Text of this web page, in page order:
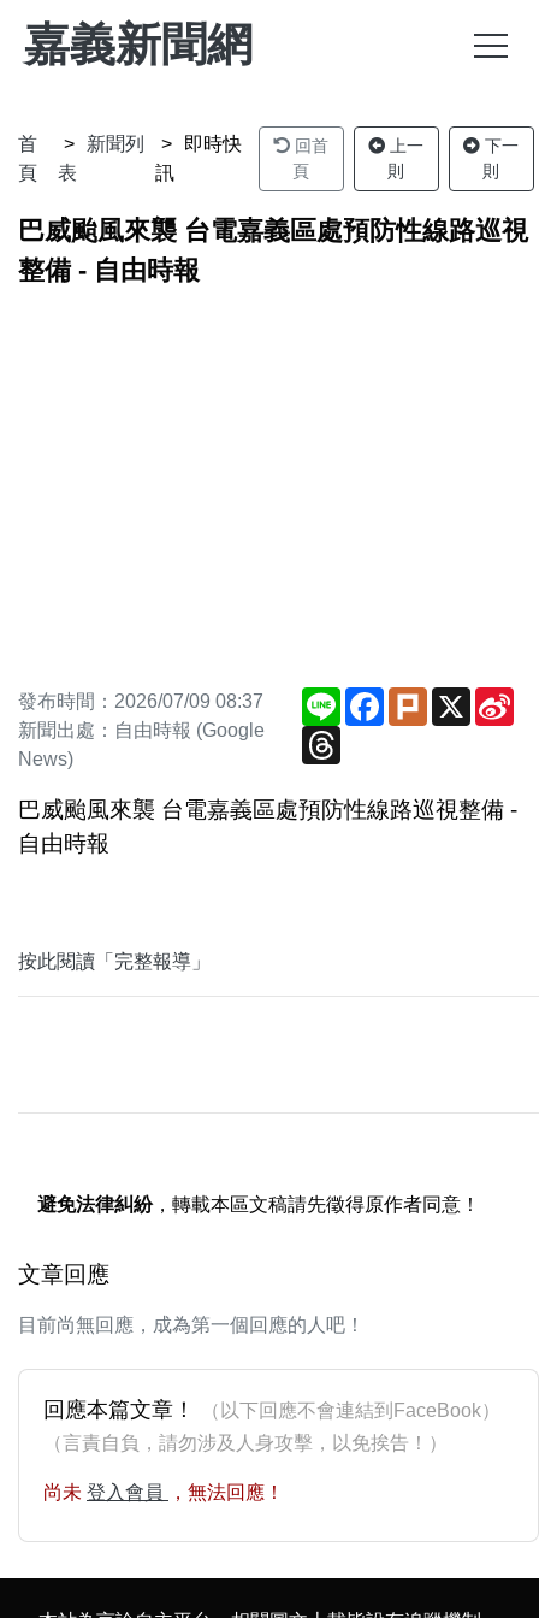
嘉義新聞網
首
頁
新聞列
表
即時快
訊
回首
頁
上一
則
下一
則
巴威颱風來襲 台電嘉義區處預防性線路巡視
整備 - 自由時報
發布時間：2026/07/09 08:37
新聞出處：自由時報 (Google
News)
Line Facebook
Plurk X
巴威颱風來襲 台電嘉義區處預防性線路巡視整備 -
自由時報
按此閱讀「完整報導」
避免法律糾紛，轉載本區文稿請先徵得原作者同意！
文章回應
目前尚無回應，成為第一個回應的人吧！
回應本篇文章！
（以下回應不會連結到FaceBook）
（言責自負，請勿涉及人身攻擊，以免挨告！）
尚未 登入會員 ，無法回應！